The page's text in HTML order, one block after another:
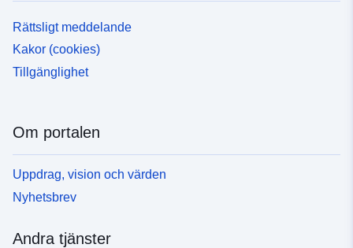
Rättsligt meddelande
Kakor (cookies)
Tillgänglighet
Om portalen
Uppdrag, vision och värden
Nyhetsbrev
Andra tjänster